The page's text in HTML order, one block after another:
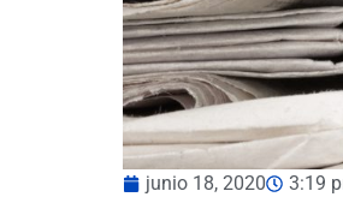
junio 18, 2020 3:19